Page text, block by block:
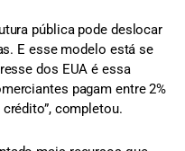
pública pode deslocar
E esse modelo está se
dos EUA é essa
pagam entre 2%
completou.